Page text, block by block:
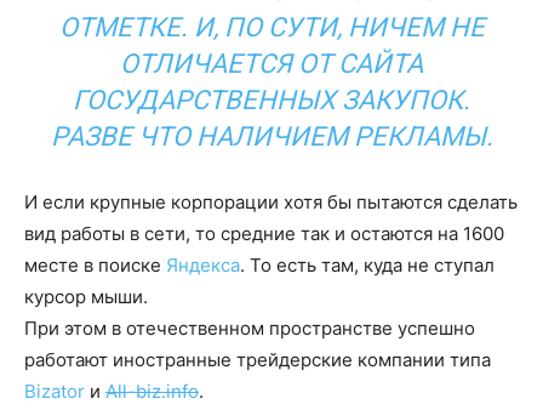
ОТМЕТКЕ. И, ПО СУТИ, НИЧЕМ НЕ
ОТЛИЧАЕТСЯ ОТСАЙТА
ГОСУДАРСТВЕННЫХ ЗАКУПОК.
РАЗВЕ ЧТО НАЛИЧИЕМ РЕКЛАМЫ.
И если крупные корпорации хотя бы пытаются сделать
вид работы в сети, то средние так и остаются на 1600
месте в поиске Яндекса. То есть там, куда не ступал
курсор мыши.
При этом в отечественном пространстве успешно
работают иностранные трейдерские компании типа
Bizator и All-biz.info.